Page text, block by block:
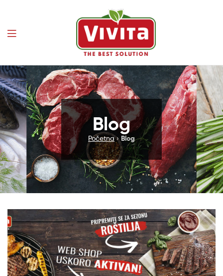
Vivita
Blog
Početna› Blog